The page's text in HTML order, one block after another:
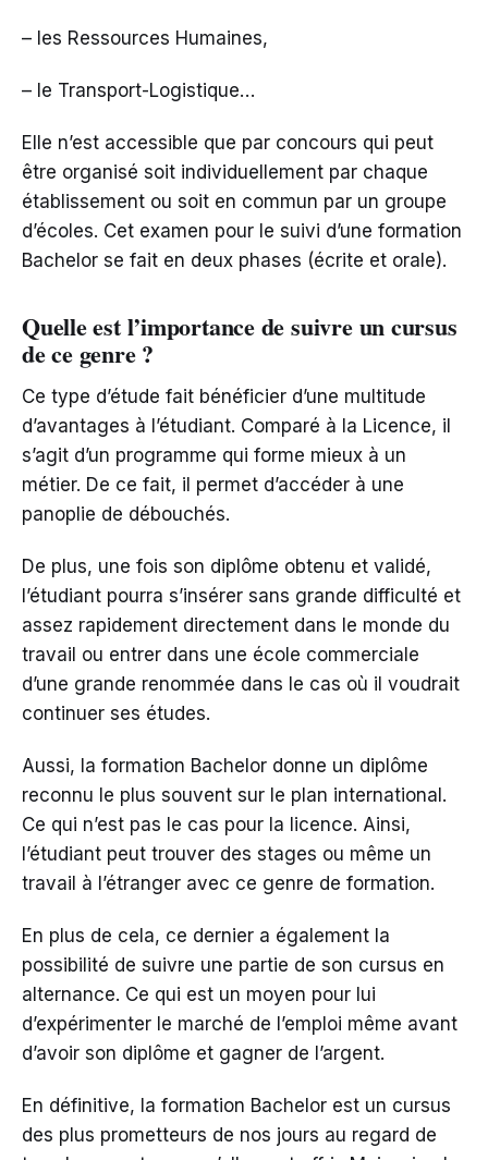
– les Ressources Humaines,
– le Transport-Logistique…
Elle n’est accessible que par concours qui peut
être organisé soit individuellement par chaque
établissement ou soit en commun par un groupe
d’écoles. Cet examen pour le suivi d’une formation
Bachelor se fait en deux phases (écrite et orale).
Quelle est l’importance de suivre un cursus
de ce genre ?
Ce type d’étude fait bénéficier d’une multitude
d’avantages à l’étudiant. Comparé à la Licence, il
s’agit d’un programme qui forme mieux à un
métier. De ce fait, il permet d’accéder à une
panoplie de débouchés.
De plus, une fois son diplôme obtenu et validé,
l’étudiant pourra s’insérer sans grande difficulté et
assez rapidement directement dans le monde du
travail ou entrer dans une école commerciale
d’une grande renommée dans le cas où il voudrait
continuer ses études.
Aussi, la formation Bachelor donne un diplôme
reconnu le plus souvent sur le plan international.
Ce qui n’est pas le cas pour la licence. Ainsi,
l’étudiant peut trouver des stages ou même un
travail à l’étranger avec ce genre de formation.
En plus de cela, ce dernier a également la
possibilité de suivre une partie de son cursus en
alternance. Ce qui est un moyen pour lui
d’expérimenter le marché de l’emploi même avant
d’avoir son diplôme et gagner de l’argent.
En définitive, la formation Bachelor est un cursus
des plus prometteurs de nos jours au regard de